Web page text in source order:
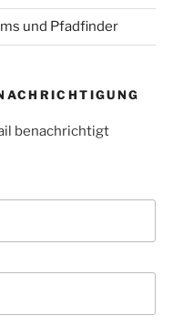
und Pfadfinder
benachrichtigt